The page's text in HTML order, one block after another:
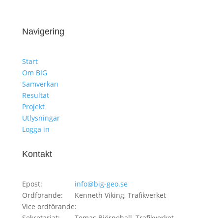
Navigering
Start
Om BIG
Samverkan
Resultat
Projekt
Utlysningar
Logga in
Kontakt
Epost:
info@big-geo.se
Ordförande:
Kenneth Viking, Trafikverket
Vice ordförande: